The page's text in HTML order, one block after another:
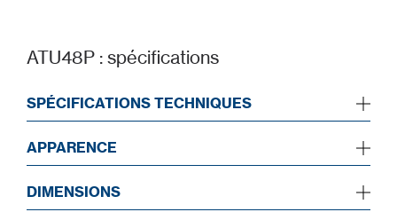
ATU48P : spécifications
SPÉCIFICATIONS TECHNIQUES
APPARENCE
DIMENSIONS